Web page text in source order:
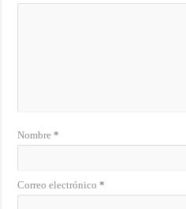
Nombre*
Correo electrónico*